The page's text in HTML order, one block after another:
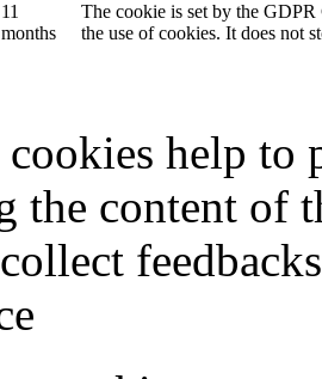
11
months
The cookie is set by the GDPR
the use of cookies. It does not
help to
the content of